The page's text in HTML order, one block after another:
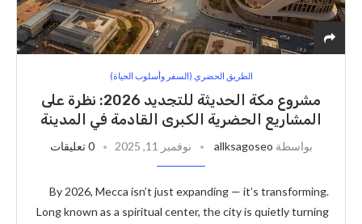
الطريق الحضري (السفر وأسلوب الحياة)
مشروع مكة الحديثة للتجديد 2026: نظرة على
المشاريع الحضرية الكبرى القادمة في المدينة
بواسطة allksagoseo نوفمبر 11, 2025 0 تعليقات
By 2026, Mecca isn’t just expanding — it’s transforming.
Long known as a spiritual center, the city is quietly turning